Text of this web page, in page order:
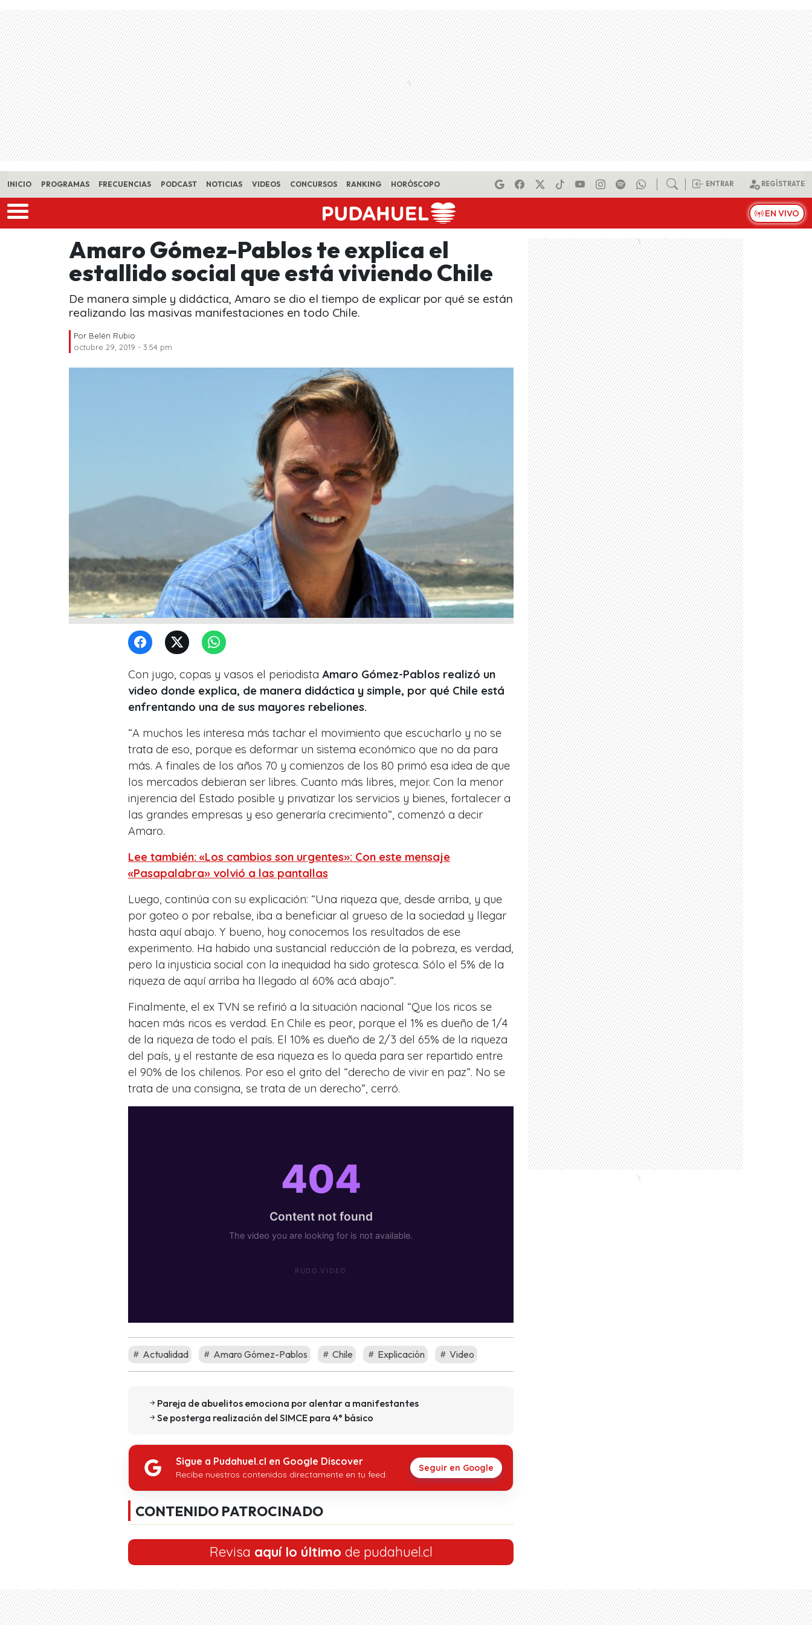
Skip to main content
INICIO PROGRAMAS FRECUENCIAS PODCAST NOTICIAS VIDEOS CONCURSOS RANKING HORÓSCOPO ENTRAR REGÍSTRATE
EN VIVO
Amaro Gómez-Pablos te explica el
estallido social que está viviendo Chile
De manera simple y didáctica, Amaro se dio el tiempo de explicar por qué se están
realizando las masivas manifestaciones en todo Chile.
Por Belén Rubio
octubre 29, 2019 - 3:54 pm
Con jugo, copas y vasos el periodista Amaro Gómez-Pablos realizó un
video donde explica, de manera didáctica y simple, por qué Chile está
enfrentando una de sus mayores rebeliones.
“A muchos les interesa más tachar el movimiento que escucharlo y no se
trata de eso, porque es deformar un sistema económico que no da para
más. A finales de los años 70 y comienzos de los 80 primó esa idea de que
los mercados debieran ser libres. Cuanto más libres, mejor. Con la menor
injerencia del Estado posible y privatizar los servicios y bienes, fortalecer a
las grandes empresas y eso generaría crecimiento”, comenzó a decir
Amaro.
Lee también: «Los cambios son urgentes»: Con este mensaje
«Pasapalabra» volvió a las pantallas
Luego, continúa con su explicación: “Una riqueza que, desde arriba, y que
por goteo o por rebalse, iba a beneficiar al grueso de la sociedad y llegar
hasta aquí abajo. Y bueno, hoy conocemos los resultados de ese
experimento. Ha habido una sustancial reducción de la pobreza, es verdad,
pero la injusticia social con la inequidad ha sido grotesca. Sólo el 5% de la
riqueza de aquí arriba ha llegado al 60% acá abajo”.
Finalmente, el ex TVN se refirió a la situación nacional “Que los ricos se
hacen más ricos es verdad. En Chile es peor, porque el 1% es dueño de 1/4
de la riqueza de todo el país. El 10% es dueño de 2/3 del 65% de la riqueza
del país, y el restante de esa riqueza es lo queda para ser repartido entre
el 90% de los chilenos. Por eso el grito del “derecho de vivir en paz”. No se
trata de una consigna, se trata de un derecho”, cerró.
Actualidad Amaro Gómez-Pablos Chile Explicación Video
Pareja de abuelitos emociona por alentar a manifestantes
Se posterga realización del SIMCE para 4° básico
Sigue a Pudahuel.cl en Google Discover
Recibe nuestros contenidos directamente en tu feed.
Seguir en Google
CONTENIDO PATROCINADO
Revisa aquí lo último de pudahuel.cl